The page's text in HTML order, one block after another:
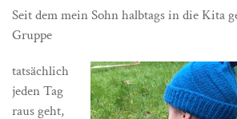
Seit dem mein Sohn halbtags in die Kita
Gruppe
tatsächlich
jeden Tag
raus geht,